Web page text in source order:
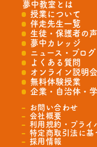
夢中教室とは
授業について
伴走先生一覧
生徒・保護者の声
夢中カレッジ
ニュース・ブログ
よくある質問
オンライン説明会
無料体験授業
企業・自治体・
お問い合わせ
会社概要
利用規約・プライ
特定商取引法に基
採用情報